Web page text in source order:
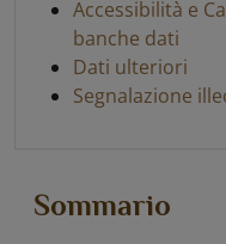
Accessibilità e
banche dati
Dati ulteriori
Segnalazione
Sommario